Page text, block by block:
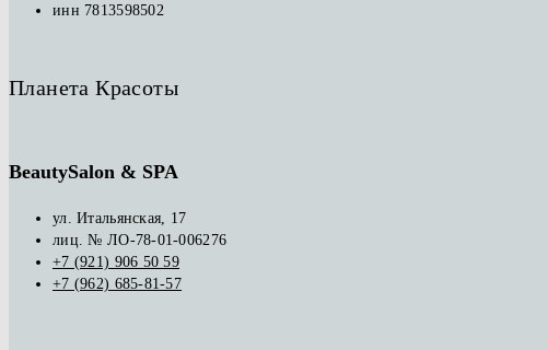
инн 7813598502
Планета Красоты
BeautySalon & SPA
ул. Итальянская, 17
лиц. № ЛО-78-01-006276
+7 (921) 906 50 59
+7 (962) 685-81-57